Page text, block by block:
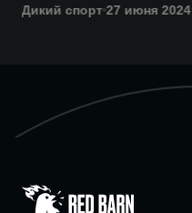
Дикий спорт 27 июня 2024